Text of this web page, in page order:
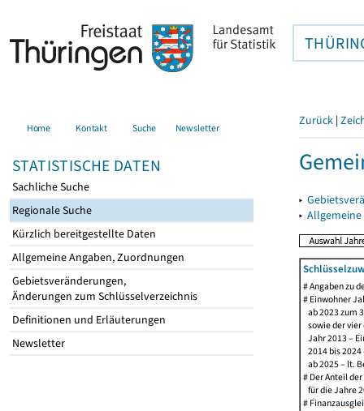
Home Kontakt Suche Newsletter
STATISTISCHE DATEN
Sachliche Suche
Regionale Suche
Kürzlich bereitgestellte Daten
Allgemeine Angaben, Zuordnungen
Gebietsveränderungen,
Änderungen zum Schlüsselverzeichnis
Definitionen und Erläuterungen
Newsletter
Zurück |
▸
▸
# Angaben zu
# Einwohner
ab 2023 zum
sowie der vier
Jahr 2013 –
2014 bis
ab 2025 – lt.
# Der Anteil
für die Jahre
#